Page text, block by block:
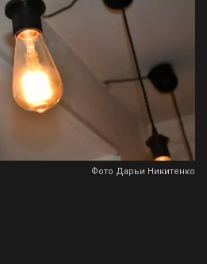
Фото Дарьи Никитенко